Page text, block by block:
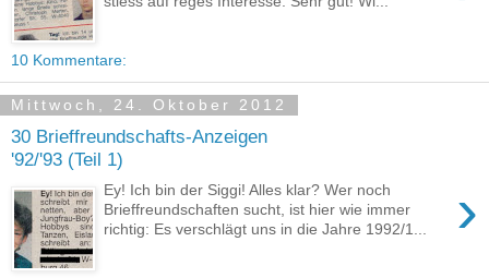
10 Kommentare:
Mittwoch, 24. Oktober 2012
30 Brieffreundschafts-Anzeigen
'92/'93 (Teil 1)
›
Ey! Ich bin der Siggi! Alles klar? Wer noch
Brieffreundschaften sucht, ist hier wie immer
richtig: Es verschlägt uns in die Jahre 1992/1...